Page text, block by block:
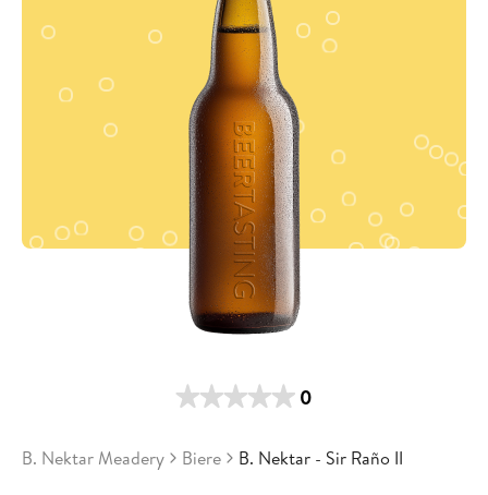
0
B. Nektar Meadery Biere B. Nektar - Sir Raño II